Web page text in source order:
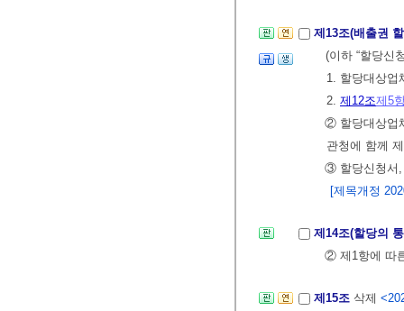
제13조(배출권
(이하 “할당신
1. 할당대상업
2. 제12조제5
② 할당대상업
관청에 함께
③ 할당신청서,
[제목개정
제14조(할당의
② 제1항에 따
제15조 삭제